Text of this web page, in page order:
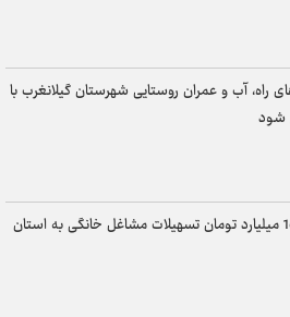
راه، آب و عمران روستایی شهرستان گیلانغرب با
شود
اختصاص 160 میلیارد تومان تسهیلات مشاغل خانگی به استان